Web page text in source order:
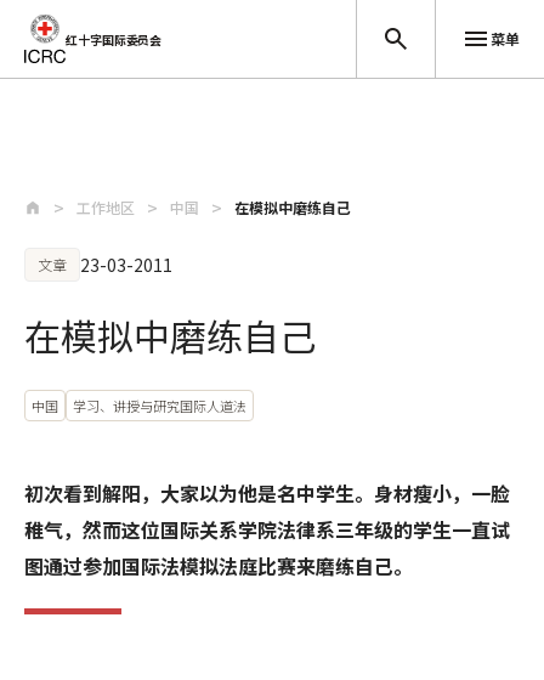
红十字国际委员会 菜单
工作地区 中国 在模拟中磨练自己
文章 23-03-2011
在模拟中磨练自己
中国 学习、讲授与研究国际人道法
初次看到解阳，大家以为他是名中学生。身材瘦小，一脸
稚气，然而这位国际关系学院法律系三年级的学生一直试
图通过参加国际法模拟法庭比赛来磨练自己。